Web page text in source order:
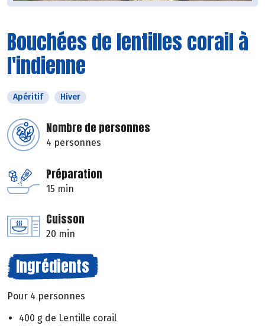
Bouchées de lentilles corail à
l'indienne
Apéritif Hiver
Nombre de personnes
4 personnes
Préparation
15 min
Cuisson
20 min
Ingrédients
Pour 4 personnes
400 g de Lentille corail